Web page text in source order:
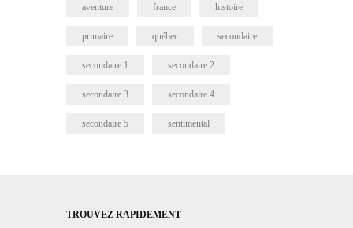
aventure france histoire
primaire québec secondaire
secondaire 1 secondaire 2
secondaire 3 secondaire 4
secondaire 5 sentimental
TROUVEZ RAPIDEMENT